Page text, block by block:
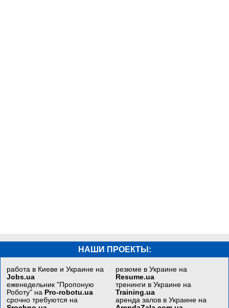
НАШИ ПРОЕКТЫ:
работа в Киеве и Украине на
Jobs.ua
еженедельник "Пропоную
Роботу" на Pro-robotu.ua
срочно требуются на
резюме в Украине на
Resume.ua
тренинги в Украине на
Training.ua
аренда залов в Украине на